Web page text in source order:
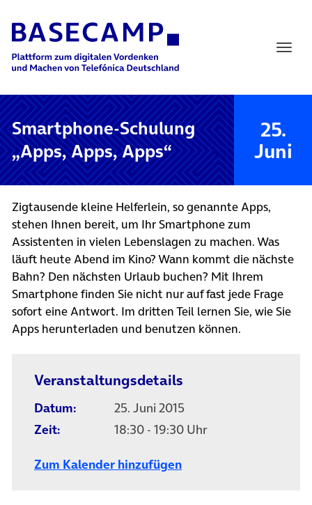
Main Navigation
Smartphone-Schulung
„Apps, Apps, Apps“
25.
Juni
Zigtausende kleine Helferlein, so genannte Apps,
stehen Ihnen bereit, um Ihr Smartphone zum
Assistenten in vielen Lebenslagen zu machen. Was
läuft heute Abend im Kino? Wann kommt die nächste
Bahn? Den nächsten Urlaub buchen? Mit Ihrem
Smartphone finden Sie nicht nur auf fast jede Frage
sofort eine Antwort. Im dritten Teil lernen Sie, wie Sie
Apps herunterladen und benutzen können.
Veranstaltungsdetails
Datum:
25. Juni 2015
Zeit:
18:30 - 19:30 Uhr
Zum Kalender hinzufügen